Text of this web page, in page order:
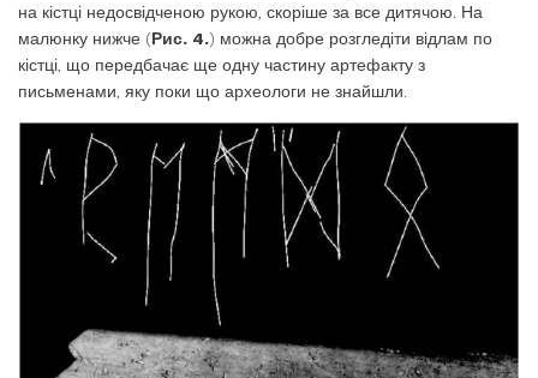
на кістці недосвідченою рукою, скоріше за все дитячою. На
малюнку нижче (Рис. 4.) можна добре розгледіти відлам по
кістці, що передбачає ще одну частину артефакту з
письменами, яку поки що археологи не знайшли.